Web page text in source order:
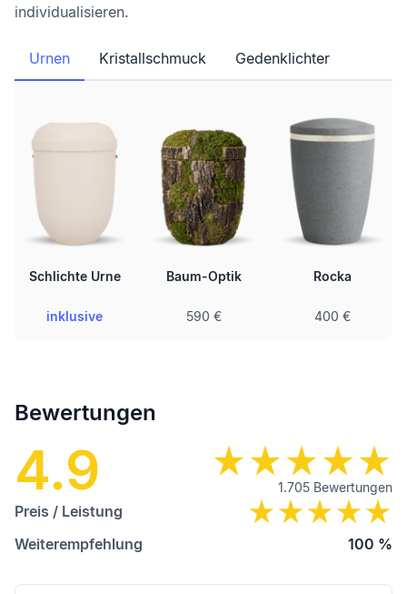
individualisieren.
Urnen Kristallschmuck Gedenklichter
Schlichte Urne
inklusive
Baum-Optik
590 €
Rocka
400 €
Bewertungen
4.9 1.705 Bewertungen
Preis / Leistung
Weiterempfehlung
100 %